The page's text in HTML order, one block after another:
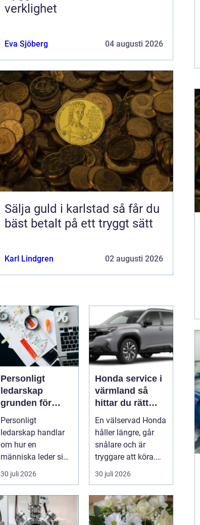
verklighet
Eva Sjöberg 04 augusti 2026
Sälja guld i karlstad så får du
bäst betalt på ett tryggt sätt
Karl Lindgren 02 augusti 2026
Personligt
ledarskap
grunden för
hållbar
utveckling och
verklig
förändring
Personligt
ledarskap handlar
om hur en
människa leder sig
själv i vardagen: i
beslut, relationer,
ko...
30 juli 2026
Honda service i
värmland så
hittar du rätt
verkstad för din
bil
En välservad Honda
håller längre, går
snålare och är
tryggare att köra.
För många bilägare
i Värmlan...
30 juli 2026